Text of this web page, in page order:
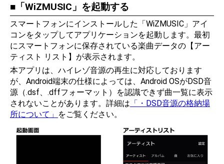
「WiZMUSIC」を起動する
スマートフォンにインストールした「WiZMUSIC」アイ
コンをタップしてアプリケーションを起動します。最初
にスマートフォンに保存されている楽曲データの【アー
ティスト リスト】が表示されます。
本アプリは、ハイレゾ音源の再生に対応しております
が、Android端末の仕様によっては、Android OSがDSD音
源（.dsf、.dffフォーマット）を認識できず曲一覧に表示
されないことがあります。詳細は 「・DSD音源の格納場
所について」 をご覧ください。